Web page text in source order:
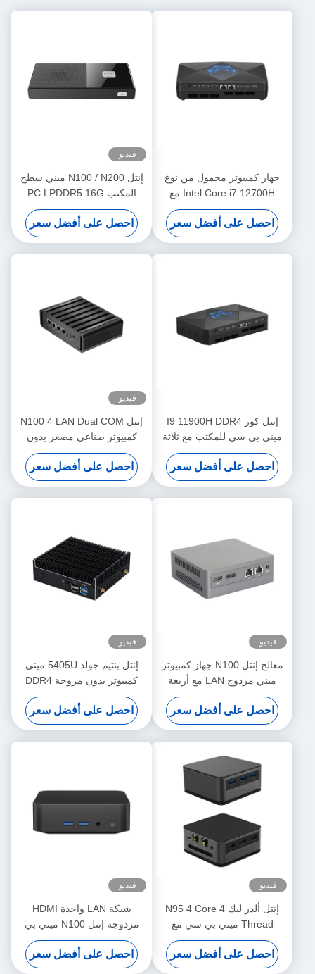
جهاز كمبيوتر محمول من نوع
Intel Core i7 12700H مع
RTX3060 جهاز كمبيوتر محمول
احصل على أفضل سعر
فيديو
إنتل N100 / N200 ميني سطح
المكتب PC LPDDR5 16G
ذاكرة الوصول العشوائي ويندوز
10/11 لينكس ميني سطح
المكتب
احصل على أفضل سعر
إنتل كور I9 11900H DDR4
ميني بي سي للمكتب مع ثلاثة
HDMI دعم شاشة 4K
احصل على أفضل سعر
فيديو
إنتل N100 4 LAN Dual COM
كمبيوتر صناعي مصغر بدون
مروحة مع WIFI DDR4 16G
RAM ويندوز لينكس
احصل على أفضل سعر
فيديو
معالج إنتل N100 جهاز كمبيوتر
ميني مزدوج LAN مع أربعة
أجهزة USB DDR4 ذاكرة ذاكرة
RAM 46GB للمكتب المنزلي
احصل على أفضل سعر
فيديو
إنتل بنتيم جولد 5405U ميني
كمبيوتر بدون مروحة DDR4
64GB لينكس للمكتب المنزلي
احصل على أفضل سعر
فيديو
إنتل ألدر ليك N95 4 Core 4
Thread ميني بي سي مع
LPDDR5 12G 2 إثنتر و واي
فاي
احصل على أفضل سعر
فيديو
شبكة LAN واحدة HDMI
مزدوجة إنتل N100 ميني بي
سي DDR4 16GB للمكتب
المنزلي
احصل على أفضل سعر